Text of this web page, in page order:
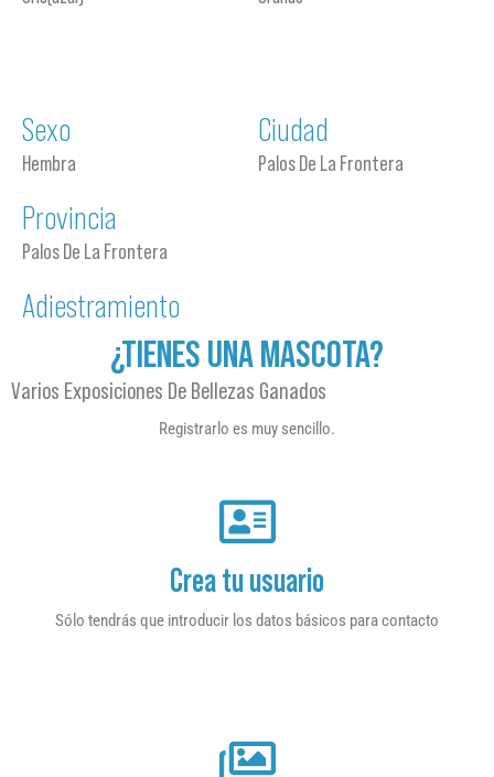
Sexo
Hembra
Ciudad
Palos De La Frontera
Provincia
Palos De La Frontera
Adiestramiento
¿TIENES UNA MASCOTA?
Varios Exposiciones De Bellezas Ganados
Registrarlo es muy sencillo.
Crea tu usuario
Sólo tendrás que introducir los datos básicos para contacto